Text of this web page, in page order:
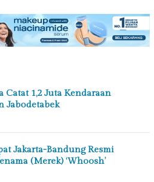
Catat 1,2 Juta Kendaraan
Jabodetabek
Jakarta-Bandung Resmi
(Merek) ‘Whoosh’